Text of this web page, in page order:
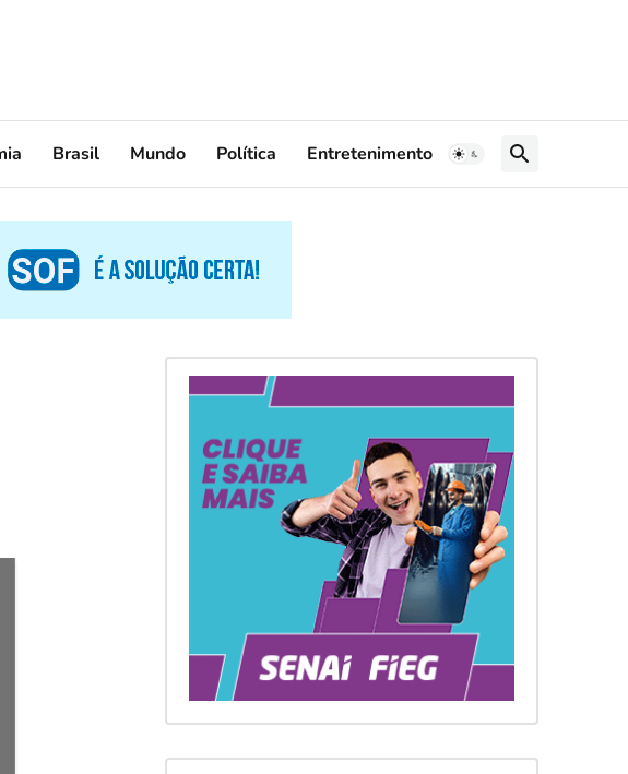
Brasil Mundo Política Entretenimento